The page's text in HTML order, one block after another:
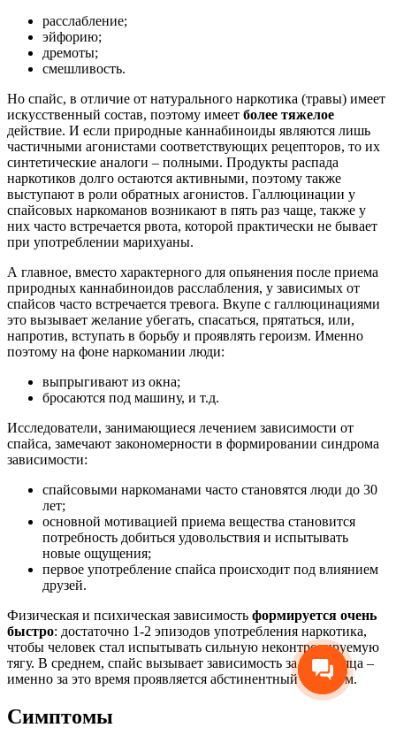
расслабление;
эйфорию;
дремоты;
смешливость.
Но спайс, в отличие от натурального наркотика (травы) имеет
искусственный состав, поэтому имеет более тяжелое
действие. И если природные каннабиноиды являются лишь
частичными агонистами соответствующих рецепторов, то их
синтетические аналоги – полными. Продукты распада
наркотиков долго остаются активными, поэтому также
выступают в роли обратных агонистов. Галлюцинации у
спайсовых наркоманов возникают в пять раз чаще, также у
них часто встречается рвота, которой практически не бывает
при употреблении марихуаны.
А главное, вместо характерного для опьянения после приема
природных каннабиноидов расслабления, у зависимых от
спайсов часто встречается тревога. Вкупе с галлюцинациями
это вызывает желание убегать, спасаться, прятаться, или,
напротив, вступать в борьбу и проявлять героизм. Именно
поэтому на фоне наркомании люди:
выпрыгивают из окна;
бросаются под машину, и т.д.
Исследователи, занимающиеся лечением зависимости от
спайса, замечают закономерности в формировании синдрома
зависимости:
спайсовыми наркоманами часто становятся люди до 30
лет;
основной мотивацией приема вещества становится
потребность добиться удовольствия и испытывать
новые ощущения;
первое употребление спайса происходит под влиянием
друзей.
Физическая и психическая зависимость формируется очень
быстро: достаточно 1-2 эпизодов употребления наркотика,
чтобы человек стал испытывать сильную неконтролируемую
тягу. В среднем, спайс вызывает зависимость за 2,5 месяца –
именно за это время проявляется абстинентный синдром.
Симптомы